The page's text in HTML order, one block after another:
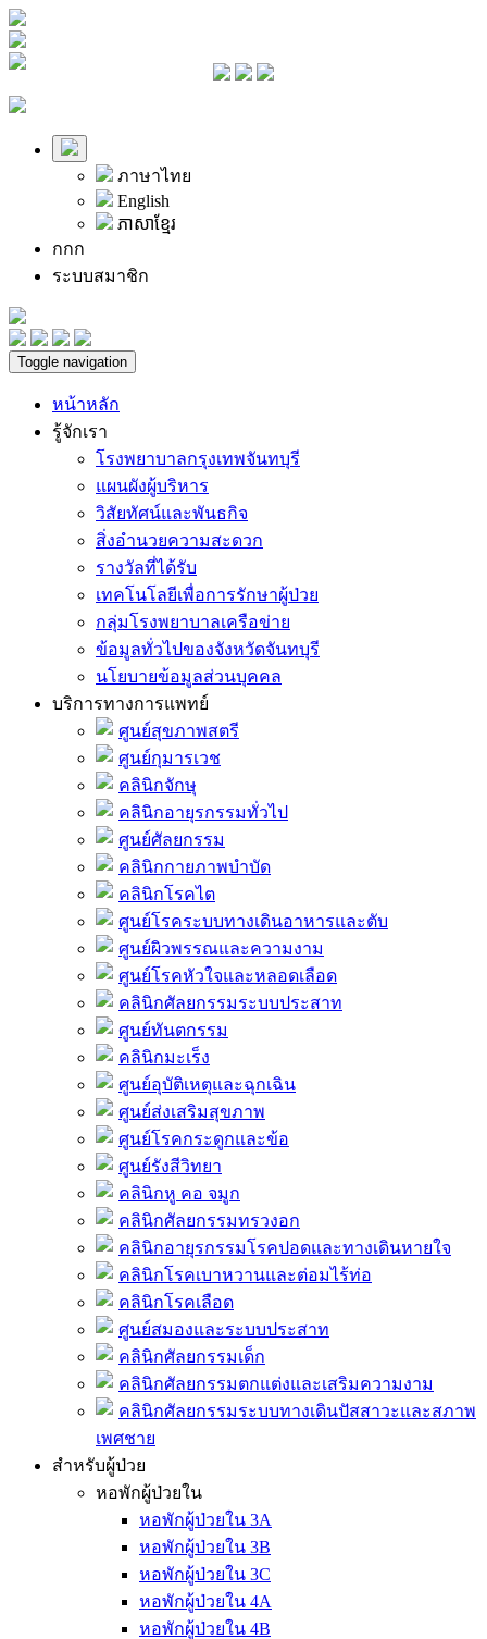
ภาษาไทย
English
ភាសាខ្មែរ
กกก
ระบบสมาชิก
Toggle navigation
หน้าหลัก
รู้จักเรา
โรงพยาบาลกรุงเทพจันทบุรี
แผนผังผู้บริหาร
วิสัยทัศน์และพันธกิจ
สิ่งอำนวยความสะดวก
รางวัลที่ได้รับ
เทคโนโลยีเพื่อการรักษาผู้ป่วย
กลุ่มโรงพยาบาลเครือข่าย
ข้อมูลทั่วไปของจังหวัดจันทบุรี
นโยบายข้อมูลส่วนบุคคล
บริการทางการแพทย์
ศูนย์สุขภาพสตรี
ศูนย์กุมารเวช
คลินิกจักษุ
คลินิกอายุรกรรมทั่วไป
ศูนย์ศัลยกรรม
คลินิกกายภาพบำบัด
คลินิกโรคไต
ศูนย์โรคระบบทางเดินอาหารและตับ
ศูนย์ผิวพรรณและความงาม
ศูนย์โรคหัวใจและหลอดเลือด
คลินิกศัลยกรรมระบบประสาท
ศูนย์ทันตกรรม
คลินิกมะเร็ง
ศูนย์อุบัติเหตุและฉุกเฉิน
ศูนย์ส่งเสริมสุขภาพ
ศูนย์โรคกระดูกและข้อ
ศูนย์รังสีวิทยา
คลินิกหู คอ จมูก
คลินิกศัลยกรรมทรวงอก
คลินิกอายุรกรรมโรคปอดและทางเดินหายใจ
คลินิกโรคเบาหวานและต่อมไร้ท่อ
คลินิกโรคเลือด
ศูนย์สมองและระบบประสาท
คลินิกศัลยกรรมเด็ก
คลินิกศัลยกรรมตกแต่งและเสริมความงาม
คลินิกศัลยกรรมระบบทางเดินปัสสาวะและสภาพ
เพศชาย
สำหรับผู้ป่วย
หอพักผู้ป่วยใน
หอพักผู้ป่วยใน 3A
หอพักผู้ป่วยใน 3B
หอพักผู้ป่วยใน 3C
หอพักผู้ป่วยใน 4A
หอพักผู้ป่วยใน 4B